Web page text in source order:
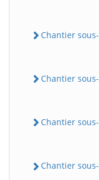
Chantier sous-
Chantier sous-
Chantier
Chantier